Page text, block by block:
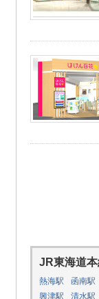
JR東海道
熱海駅 函南駅
興津駅
清水駅